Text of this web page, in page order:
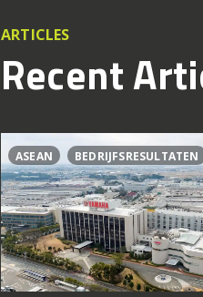
ARTICLES
Recent
ASEAN BEDRIJFSRESULTATEN